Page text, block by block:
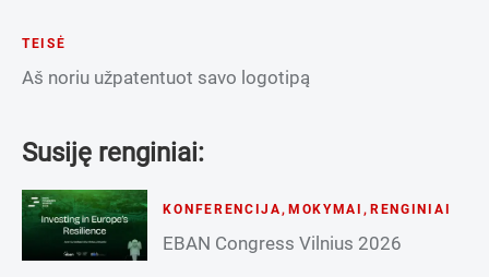
TEISĖ
Aš noriu užpatentuot savo logotipą
Susiję renginiai:
KONFERENCIJA , MOKYMAI , RENGINIAI
EBAN Congress Vilnius 2026